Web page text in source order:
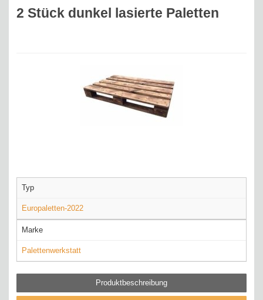
2 Stück dunkel lasierte Paletten
Typ
Europaletten-2022
Marke
Palettenwerkstatt
Produktbeschreibung